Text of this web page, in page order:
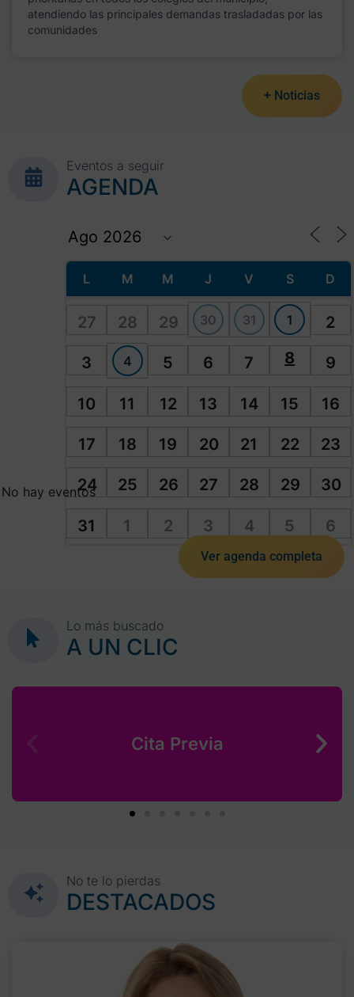
atendiendo las principales demandas trasladadas por las
comunidades
+ Noticias
Eventos a seguir
AGENDA
L M M J V S D
27 28 29 30 31 1 2
3 4 5 6 7 8 9
10 11 12 13 14 15 16
17 18 19 20 21 22 23
24 25 26 27 28 29 30
31 1 2 3 4 5 6
No hay eventos
Ver agenda completa
Lo más buscado
A UN CLIC
Cita Previa
No te lo pierdas
DESTACADOS